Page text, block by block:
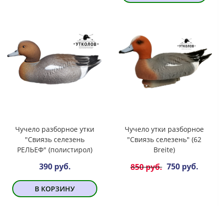
Чучело разборное утки
"Свиязь селезень
РЕЛЬЕФ" (полистирол)
390 руб.
В КОРЗИНУ
Чучело утки разборное
"Свиязь селезень" (62
Breite)
850 руб. 750 руб.